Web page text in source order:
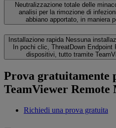
Neutralizzazione totale delle
analisi per la rimozione di
abbiano apportato, in maniera
Installazione rapida Nessuna
In pochi clic, ThreatDown
dispositivi, tutto tramite
Prova gratuitamente
TeamViewer Remote
Richiedi una prova gratuita